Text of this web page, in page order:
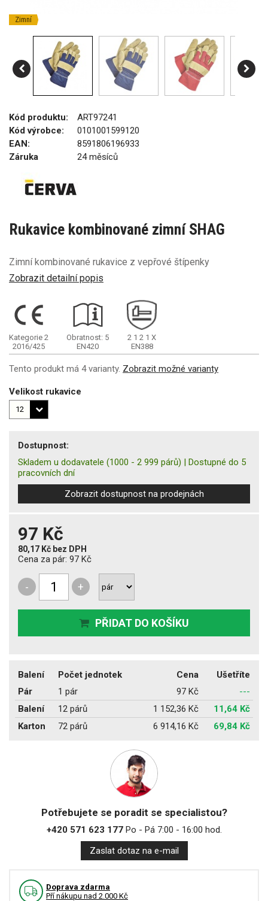
Zimní
Kód produktu:
ART97241
Kód výrobce:
0101001599120
EAN:
8591806196933
Záruka
24 měsíců
Rukavice kombinované zimní SHAG
Zimní kombinované rukavice z vepřové štípenky
Zobrazit detailní popis
Kategorie 2
2016/425
Obratnost: 5
EN420
2 1 2 1 X
EN388
Tento produkt má 4 varianty. Zobrazit možné varianty
Velikost rukavice
Dostupnost:
Skladem u dodavatele (1000 - 2 999 párů) | Dostupné do 5
pracovních dní
Zobrazit dostupnost na prodejnách
97 Kč
80,17 Kč bez DPH
Cena za pár: 97 Kč
- +
PŘIDAT DO KOŠÍKU
Balení Počet jednotek Cena
Ušetříte
Pár
1 pár 97 Kč
---
Balení
12 párů 1 152,36 Kč
11,64 Kč
Karton
72 párů 6 914,16 Kč 69,84 Kč
Potřebujete se poradit se specialistou?
+420 571 623 177Po - Pá 7:00 - 16:00 hod.
Zaslat dotaz na e-mail
Doprava zdarma
Pří nákupu nad 2.000 Kč